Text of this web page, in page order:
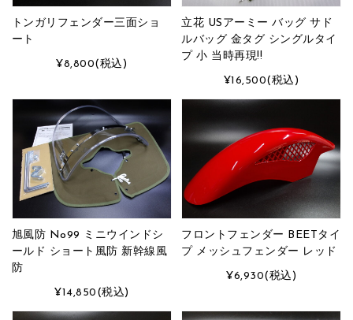
トンガリフェンダー三面ショ
ート
¥8,800(税込)
立花 USアーミー バッグ サド
ルバッグ 金タグ シングルタイ
プ 小 当時再現!!
¥16,500(税込)
旭風防 No99 ミニウインドシ
ールド ショート風防 新幹線風
防
¥14,850 (税込)
フロントフェンダー BEETタイ
プ メッシュフェンダー レッド
¥6,930(税込)